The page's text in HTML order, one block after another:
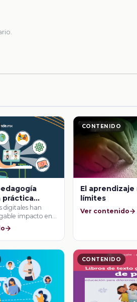
práctica
digitales han
impacto en
…
CONTENIDO
El
límites
Ver contenido
CONTENIDO